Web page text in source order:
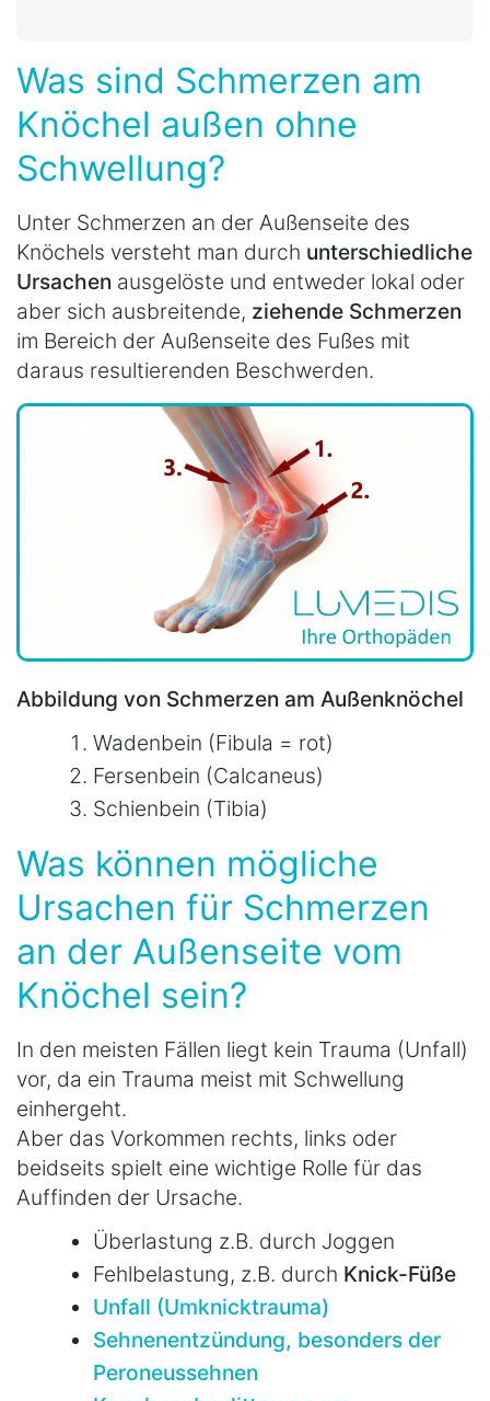
Was sind Schmerzen am
Knöchel außen ohne
Schwellung?
Unter Schmerzen an der Außenseite des
Knöchels versteht man durch unterschiedliche
Ursachen ausgelöste und entweder lokal oder
aber sich ausbreitende, ziehende Schmerzen
im Bereich der Außenseite des Fußes mit
daraus resultierenden Beschwerden.
Abbildung von Schmerzen am Außenknöchel
Wadenbein (Fibula = rot)
Fersenbein (Calcaneus)
Schienbein (Tibia)
Was können mögliche
Ursachen für Schmerzen
an der Außenseite vom
Knöchel sein?
In den meisten Fällen liegt kein Trauma (Unfall)
vor, da ein Trauma meist mit Schwellung
einhergeht.
Aber das Vorkommen rechts, links oder
beidseits spielt eine wichtige Rolle für das
Auffinden der Ursache.
Überlastung z.B. durch Joggen
Fehlbelastung, z.B. durch Knick-Füße
Unfall (Umknicktrauma)
Sehnenentzündung, besonders der
Peroneussehnen